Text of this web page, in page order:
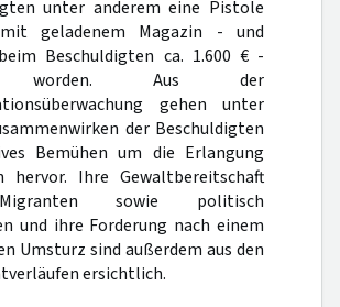
unter anderem eine Pistole
geladenem Magazin - und
Beschuldigten ca. 1.600 € -
worden. Aus der
gehen unter
der Beschuldigten
Bemühen um die Erlangung
hervor. Ihre Gewaltbereitschaft
sowie politisch
und ihre Forderung nach einem
Umsturz sind außerdem aus den
ersichtlich.